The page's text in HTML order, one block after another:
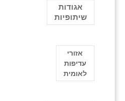
אגודות
שיתופיות
אזורי
עדיפות
לאומית